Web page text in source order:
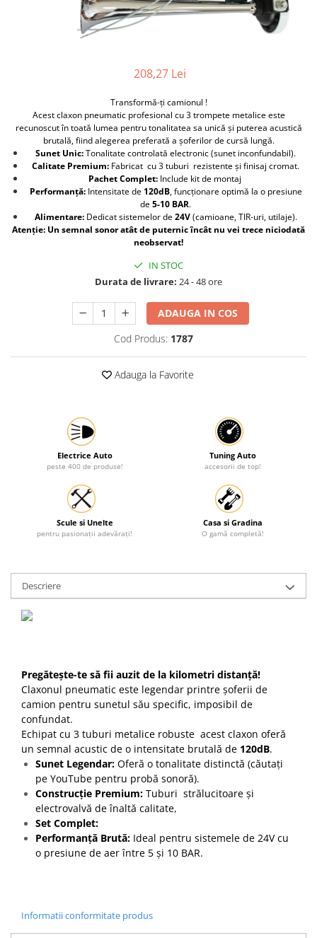
Cricuri Auto Hidraulice
Pneumatice si Trapezoidale
Feon Electric
Generatoare curent
Gresoare
Macarale și vinciuri
Masini de gaurit si Insurubat
Motoare electrice
Scule Pneumatice
Suport motocicleta
Tunuri de caldura si aeroteme
Utilaje constructie
Pompe
Rotopercutoare si bormasini
Taiat gresie si faianta
Uz intern
Ventilatoare radiatoare
umidificatoare
208,27 Lei
Transformă-ți camionul !
Acest claxon pneumatic profesional cu 3 trompete metalice este
recunoscut în toată lumea pentru tonalitatea sa unică și puterea acustică
brutală, fiind alegerea preferată a șoferilor de cursă lungă.
Sunet Unic:Tonalitate controlată electronic (sunet inconfundabil).
Calitate Premium: Fabricat cu 3 tuburi rezistente și finisaj cromat.
Pachet Complet:Include kit de montaj
Performanță:Intensitate de 120dB, funcționare optimă la o presiune
de5-10 BAR.
Alimentare:Dedicat sistemelor de24V(camioane, TIR-uri, utilaje).
Atenție: Un semnal sonor atât de puternic încât nu vei trece niciodată
neobservat!
IN STOC
Durata de livrare: 24 - 48 ore
ADAUGA IN COS
Cod Produs: 1787
Adauga la Favorite
Electrice Auto
peste 400 de produse!
Tuning Auto
accesorii de top!
Scule si Unelte
pentru pasionații adevărați!
Casa si Gradina
O gamă completă!
Descriere
Pregătește-te să fii auzit de la kilometri distanță!
Claxonul pneumatic este legendar printre șoferii de
camion pentru sunetul său specific, imposibil de
confundat.
Echipat cu 3 tuburi metalice robuste acest claxon oferă
un semnal acustic de o intensitate brutală de 120dB.
Sunet Legendar: Oferă o tonalitate distinctă (căutați
pe YouTube pentru probă sonoră).
Construcție Premium: Tuburi strălucitoare și
electrovalvă de înaltă calitate,
Set Complet:
Performanță Brută: Ideal pentru sistemele de 24V cu
o presiune de aer între 5 și 10 BAR.
Informatii conformitate produs